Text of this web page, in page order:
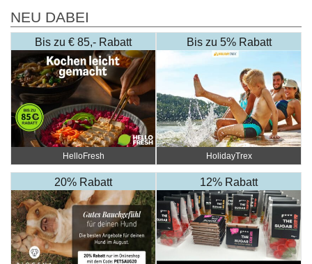
NEU DABEI
Bis zu € 85,- Rabatt
HelloFresh
Bis zu 5% Rabatt
HolidayTrex
20% Rabatt 12% Rabatt